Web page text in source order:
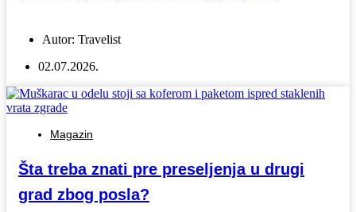
Autor: Travelist
02.07.2026.
Magazin
Šta treba znati pre preseljenja u drugi
grad zbog posla?